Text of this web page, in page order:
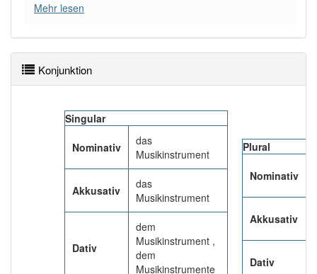
Wörter mit Endung
einem anderen Artikeldas: 0
92% unserer Spielapp-Nutzer haben den Artikel
korrekt erraten.
Mehr lesen
Konjunktion
Singular
Nominativ
das
Musikinstrument
Akkusativ
das
Musikinstrument
Dativ
dem
Musikinstrument ,
dem
Musikinstrumente
Plural
Nominativ
Akkusativ
Dativ